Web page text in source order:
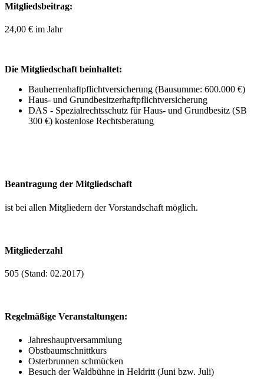
Mitgliedsbeitrag:
24,00 € im Jahr
Die Mitgliedschaft beinhaltet:
Bauherrenhaftpflichtversicherung (Bausumme: 600.000 €)
Haus- und Grundbesitzerhaftpflichtversicherung
DAS - Spezialrechtsschutz für Haus- und Grundbesitz (SB
300 €) kostenlose Rechtsberatung
Beantragung der Mitgliedschaft
ist bei allen Mitgliedern der Vorstandschaft möglich.
Mitgliederzahl
505 (Stand: 02.2017)
Regelmäßige Veranstaltungen:
Jahreshauptversammlung
Obstbaumschnittkurs
Osterbrunnen schmücken
Besuch der Waldbühne in Heldritt (Juni bzw. Juli)